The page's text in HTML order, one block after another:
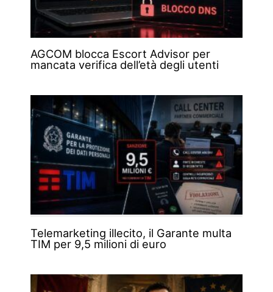
AGCOM blocca Escort Advisor per
mancata verifica dell’età degli utenti
Telemarketing illecito, il Garante multa
TIM per 9,5 milioni di euro